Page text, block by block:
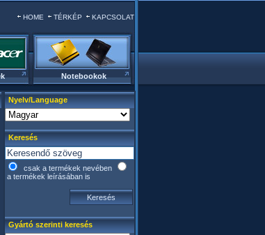
HOME TÉRKÉP KAPCSOLAT
Notebookok
Nyelv/Language
Keresés
csak a termékek nevében
a termékek leírásában is
Gyártó szerinti keresés